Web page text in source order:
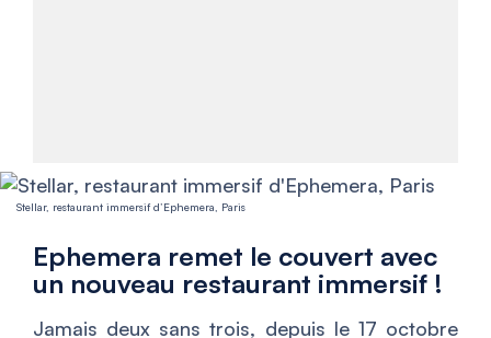
Stellar, restaurant immersif d’Ephemera, Paris
Ephemera remet le couvert avec
un nouveau restaurant immersif !
Jamais deux sans trois, depuis le 17 octobre